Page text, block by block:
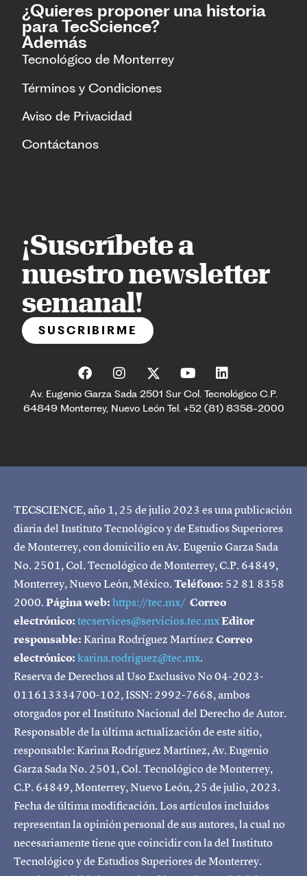
¿Quieres proponer una historia
para TecScience?
Además
Tecnológico de Monterrey
Términos y Condiciones
Aviso de Privacidad
Contáctanos
¡Suscríbete a
nuestro newsletter
semanal!
SUSCRIBIRME
Av. Eugenio Garza Sada 2501 Sur Col. Tecnológico C.P.
64849 Monterrey, Nuevo León Tel. +52 (81) 8358-2000
TECSCIENCE, año 1, 25 de julio 2023 es una publicación
diaria del Instituto Tecnológico y de Estudios Superiores
de Monterrey, con domicilio en Av. Eugenio Garza Sada
No. 2501, Col. Tecnológico de Monterrey, C.P. 64849,
Monterrey, Nuevo León, México.Teléfono: 52 81 8358
2000.Página web:https://tec.mx/ Correo
electrónico:tecservices@servicios.tec.mxEditor
responsable:Karina Rodríguez MartínezCorreo
electrónico:karina.rodriguez@tec.mx.
Reserva de Derechos al Uso Exclusivo No 04-2023-
011613334700-102, ISSN: 2992-7668, ambos
otorgados por el Instituto Nacional del Derecho de Autor.
Responsable de la última actualización de este sitio,
responsable: Karina Rodríguez Martínez, Av. Eugenio
Garza Sada No. 2501, Col. Tecnológico de Monterrey,
C.P. 64849, Monterrey, Nuevo León, 25 de julio, 2023.
Fecha de última modificación. Los artículos incluidos
representan la opinión personal de sus autores, la cual no
necesariamente tiene que coincidir con la del Instituto
Tecnológico y de Estudios Superiores de Monterrey.